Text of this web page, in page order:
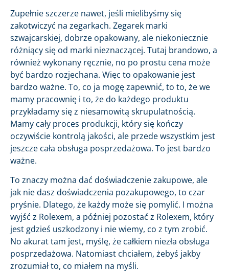
Zupełnie szczerze nawet, jeśli mielibyśmy się
zakotwiczyć na zegarkach. Zegarek marki
szwajcarskiej, dobrze opakowany, ale niekoniecznie
różniący się od marki nieznaczącej. Tutaj brandowo, a
również wykonany ręcznie, no po prostu cena może
być bardzo rozjechana. Więc to opakowanie jest
bardzo ważne. To, co ja mogę zapewnić, to to, że we
mamy pracownię i to, że do każdego produktu
przykładamy się z niesamowitą skrupulatnością.
Mamy cały proces produkcji, który się kończy
oczywiście kontrolą jakości, ale przede wszystkim jest
jeszcze cała obsługa posprzedażowa. To jest bardzo
ważne.
To znaczy można dać doświadczenie zakupowe, ale
jak nie dasz doświadczenia pozakupowego, to czar
pryśnie. Dlatego, że każdy może się pomylić. I można
wyjść z Rolexem, a później pozostać z Rolexem, który
jest gdzieś uszkodzony i nie wiemy, co z tym zrobić.
No akurat tam jest, myślę, że całkiem niezła obsługa
posprzedażowa. Natomiast chciałem, żebyś jakby
zrozumiał to, co miałem na myśli.